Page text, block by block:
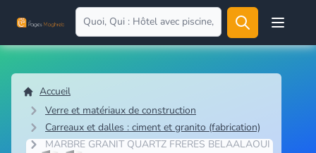
Open
Accueil
Verre et matériaux de construction
Carreaux et dalles : ciment et granito (fabrication)
MARBRE GRANIT QUARTZ FRERES BELAALAOUI